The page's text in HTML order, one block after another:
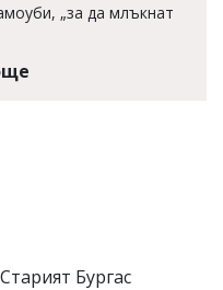
„за да млъкнат
Бургас